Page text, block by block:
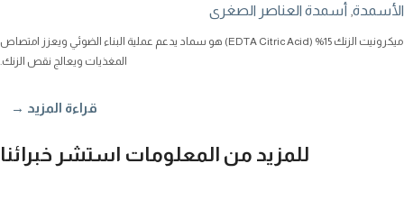
الأسمدة أسمدة العناصر الصغرى
ميكرونيت الزنك 15% (EDTA Citric Acid) هو سماد يدعم عملية البناء الضوئي ويعزز امتصاص
المغذيات ويعالج نقص الزنك.
قراءة المزيد →
للمزيد من المعلومات استشر خبرائنا